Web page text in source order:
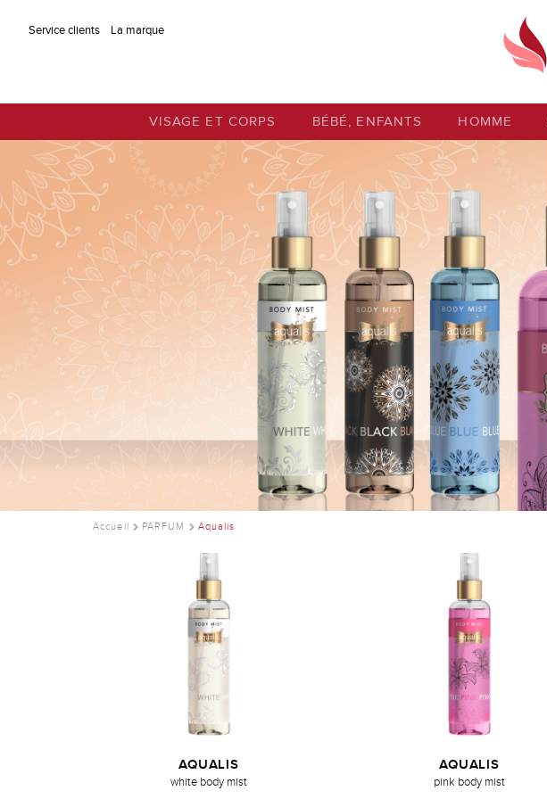
Service clients La marque
VISAGE ET CORPS BÉBÉ, ENFANTS HOMME
Accueil PARFUM Aqualis
AQUALIS
white body mist
AQUALIS
pink body mist